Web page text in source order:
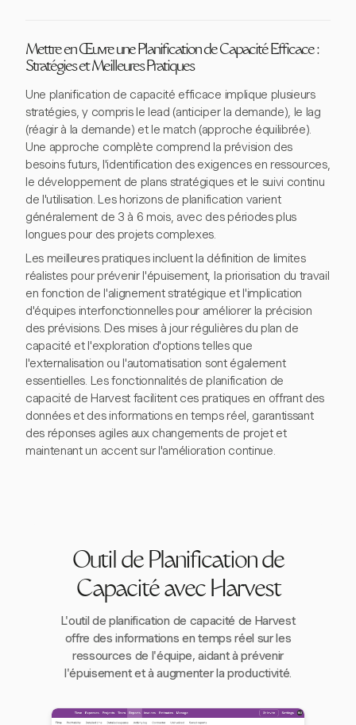
Mettre en Œuvre une Planification de Capacité Efficace :
Stratégies et Meilleures Pratiques
Une planification de capacité efficace implique plusieurs
stratégies, y compris le lead (anticiper la demande), le lag
(réagir à la demande) et le match (approche équilibrée).
Une approche complète comprend la prévision des
besoins futurs, l'identification des exigences en ressources,
le développement de plans stratégiques et le suivi continu
de l'utilisation. Les horizons de planification varient
généralement de 3 à 6 mois, avec des périodes plus
longues pour des projets complexes.
Les meilleures pratiques incluent la définition de limites
réalistes pour prévenir l'épuisement, la priorisation du travail
en fonction de l'alignement stratégique et l'implication
d'équipes interfonctionnelles pour améliorer la précision
des prévisions. Des mises à jour régulières du plan de
capacité et l'exploration d'options telles que
l'externalisation ou l'automatisation sont également
essentielles. Les fonctionnalités de planification de
capacité de Harvest facilitent ces pratiques en offrant des
données et des informations en temps réel, garantissant
des réponses agiles aux changements de projet et
maintenant un accent sur l'amélioration continue.
Outil de Planification de
Capacité avec Harvest
L'outil de planification de capacité de Harvest
offre des informations en temps réel sur les
ressources de l'équipe, aidant à prévenir
l'épuisement et à augmenter la productivité.